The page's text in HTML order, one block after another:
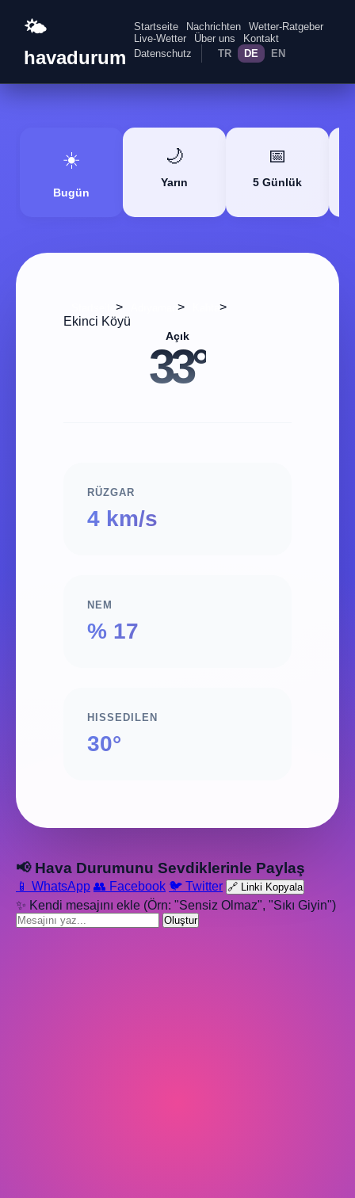
🌤️
havadurum
Startseite Nachrichten
Wetter-Ratgeber
Live-Wetter
Über uns
Kontakt
Datenschutz
TR DE EN
☀️
Bugün
🌙
Yarın
📅
5 Günlük
> >
>
Ekinci Köyü
Açık
33°
RÜZGAR
4 km/s
NEM
% 17
HISSEDILEN
30°
📢 Hava Durumunu Sevdiklerinle Paylaş
📱 WhatsApp 👥 Facebook 🐦 Twitter 🔗 Linki Kopyala
✨ Kendi mesajını ekle (Örn: "Sensiz Olmaz", "Sıkı Giyin")
Oluştur